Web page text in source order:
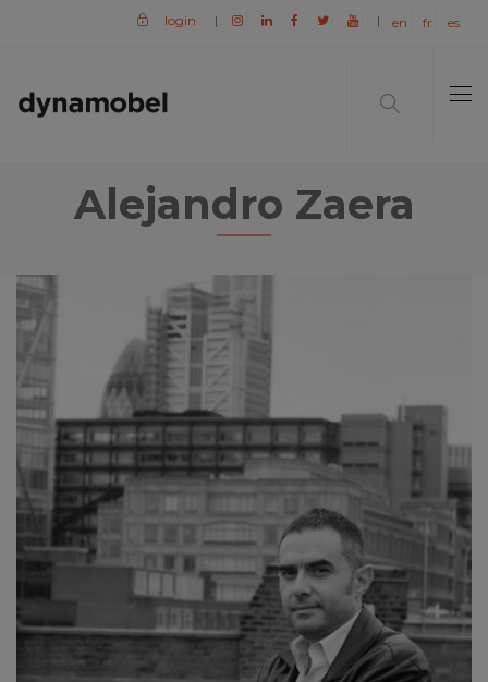
login | | en fr es
Alejandro Zaera